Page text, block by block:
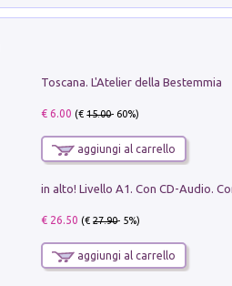
Toscana. L'Atelier della Bestemmia
€ 6.00 (€15.00- 60%)
aggiungi al carrello
€ 26.50 (€27.90- 5%)
aggiungi al carrello